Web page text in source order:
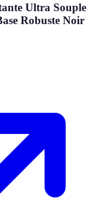
Ultra Souple
Robuste Noir